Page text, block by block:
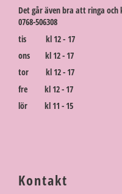
Det går även bra att ringa
0768-506308
tis kl 12 - 17
ons kl 12 - 17
tor kl 12 - 17
fre kl 12 - 17
lör kl 11 - 15
Kontakt